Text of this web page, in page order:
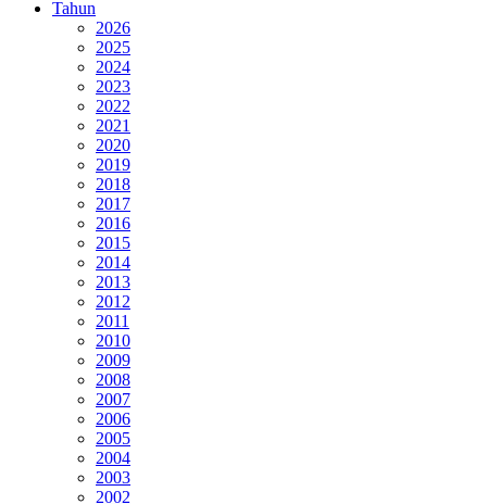
Tahun
2026
2025
2024
2023
2022
2021
2020
2019
2018
2017
2016
2015
2014
2013
2012
2011
2010
2009
2008
2007
2006
2005
2004
2003
2002